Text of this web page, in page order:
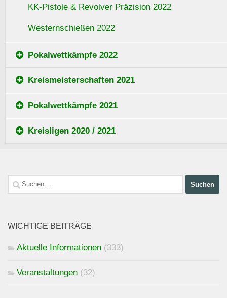
KK-Pistole & Revolver Präzision 2022
Westernschießen 2022
Pokalwettkämpfe 2022
Kreismeisterschaften 2021
Pokalwettkämpfe 2021
Kreisligen 2020 / 2021
Suchen
nach:
WICHTIGE BEITRÄGE
Aktuelle Informationen (333)
Veranstaltungen (32)